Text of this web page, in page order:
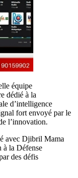
équipe
dédié à la
d’intelligence
fort envoyé par le
l’innovation.
avec Djibril Mama
à la Défense
des défis